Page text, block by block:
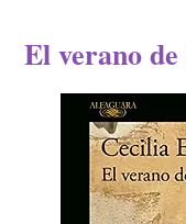
El verano